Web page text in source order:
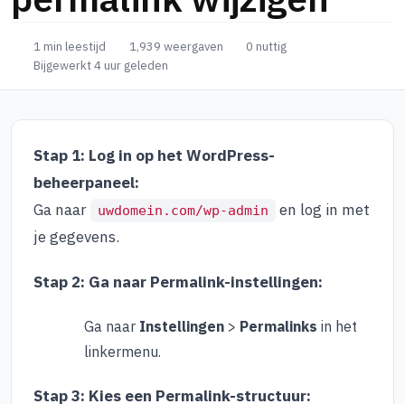
1 min leestijd 1,939 weergaven
0 nuttig
Bijgewerkt 4 uur geleden
Stap 1: Log in op het WordPress-
beheerpaneel:
Ga naar
uwdomein.com/wp-admin
en log in met
je gegevens.
Stap 2: Ga naar Permalink-instellingen:
Ga naar Instellingen > Permalinks in het
linkermenu.
Stap 3: Kies een Permalink-structuur: